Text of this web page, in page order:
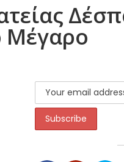
Μέγαρο